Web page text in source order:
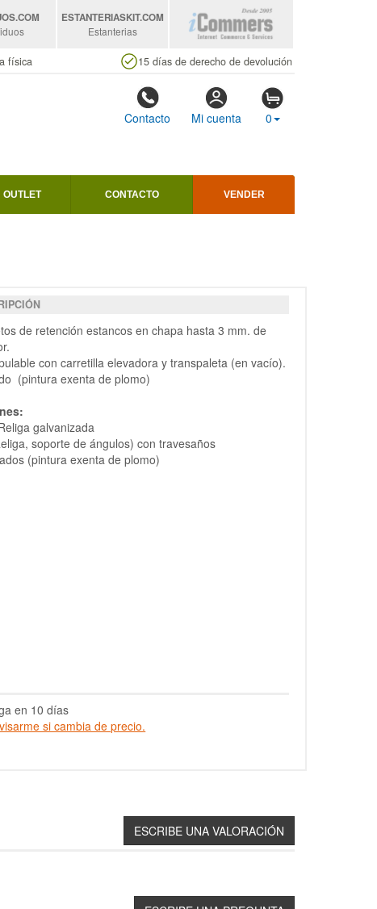
.COM
ESTANTERIASKIT.COM
Estanterias
física 15 días de derecho de devolución
Contacto Mi cuenta 0
OUTLET CONTACTO VENDER
de retención estancos en chapa hasta 3 mm. de
con carretilla elevadora y transpaleta (en vacío).
(pintura exenta de plomo)
galvanizada
soporte de ángulos) con travesaños
(pintura exenta de plomo)
en 10 días
si cambia de precio.